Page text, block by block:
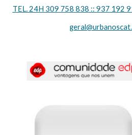
TEL. 24H 309 758 838 :: 937 192